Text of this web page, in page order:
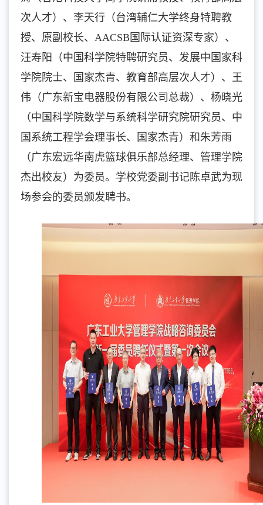
次人才）、李天行（台湾辅仁大学终身特聘教
授、原副校长、AACSB国际认证资深专家）、
汪寿阳（中国科学院特聘研究员、发展中国家科
学院院士、国家杰青、教育部高层次人才）、王
伟（广东新宝电器股份有限公司总裁）、杨晓光
（中国科学院数学与系统科学研究院研究员、中
国系统工程学会理事长、国家杰青）和朱芳雨
（广东宏远华南虎篮球俱乐部总经理、管理学院
杰出校友）为委员。学校党委副书记陈卓武为现
场参会的委员颁发聘书。